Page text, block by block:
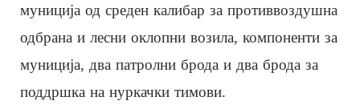
муниција од среден калибар за противвоздушна
одбрана и лесни оклопни возила, компоненти за
муниција, два патролни брода и два брода за
поддршка на нуркачки тимови.